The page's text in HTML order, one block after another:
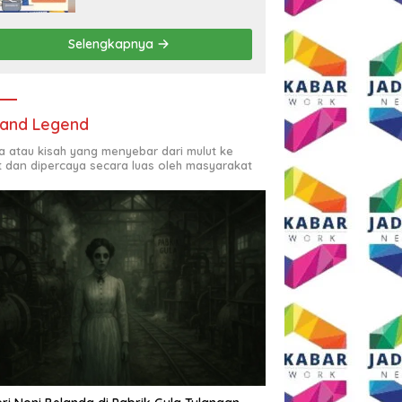
Selengkapnya
Legend
atau kisah yang menyebar dari mulut ke
dan dipercaya secara luas oleh masyarakat